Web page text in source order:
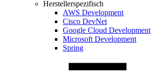
Herstellerspezifisch
AWS Development
Cisco DevNet
Google Cloud Development
Microsoft Development
Spring